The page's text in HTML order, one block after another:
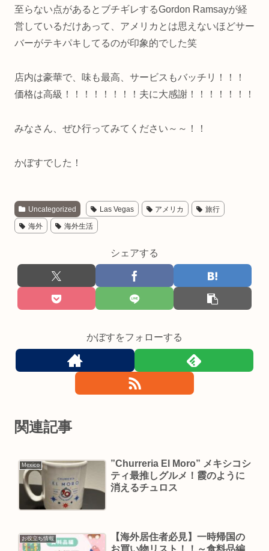
至らない点があるとブチギレするGordon Ramsayが経
営しているだけあって、アメリカとは思えないほどサー
バーがテキパキしてるのが印象的でした笑
店内は豪華で、味も最高、サービスもバッチリ！！！
価格は高級！！！！！！！！夫に大感謝！！！！！！！
みなさん、ぜひ行ってみてください～～！！
かぼすでした！
Uncategorized Las Vegas アメリカ 旅行
海外 海外生活
シェアする
かぼすをフォローする
関連記事
Mexico
”Churreria El Moro” メキシコシ
ティ最推しグルメ！霞のように
消えるチュロス
お役立ち情報
【海外居住者必見】一時帰国の
お買い物リスト！！～食料品編